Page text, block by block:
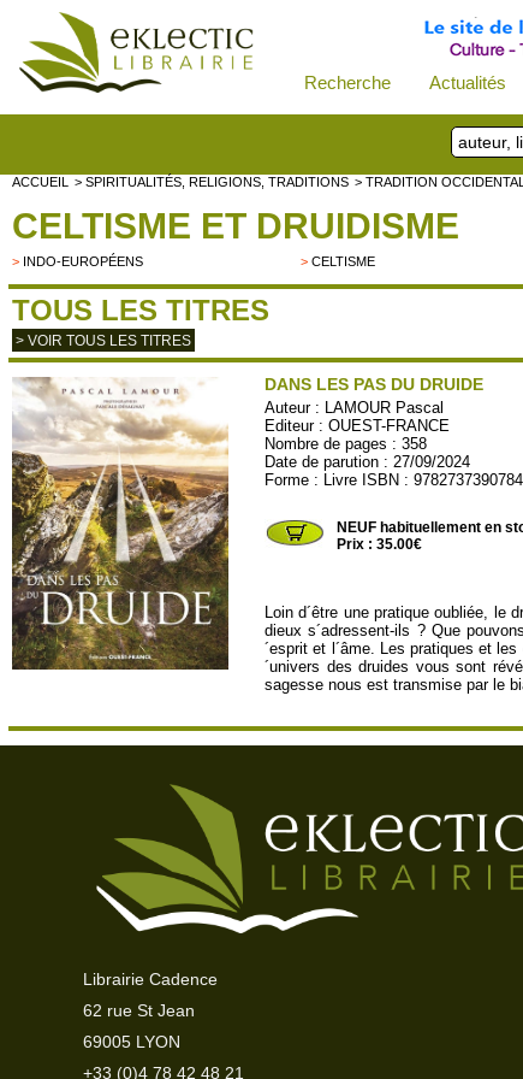
Recherche Actualités
ACCUEIL > SPIRITUALITÉS, RELIGIONS, TRADITIONS > TRADITION
CELTISME ET DRUIDISME
> INDO-EUROPÉENS >CELTISME
TOUS LES TITRES
> VOIR TOUS LES TITRES
DANS LES PAS DU DRUIDE
Auteur : LAMOUR Pascal
Editeur :OUEST-FRANCE
Nombre de pages : 358
Date de parution : 27/09/2024
Forme : Livre ISBN : 9782737390784
NEUF habituellement en
Prix : 35.00€
Loin d´être une pratique oubliée, le
dieux s´adressent-ils ? Que
´esprit et l´âme. Les pratiques et
´univers des druides vous sont
sagesse nous est transmise par le
Librairie Cadence
62 rue St Jean
69005 LYON
+33 (0)4 78 42 48 21